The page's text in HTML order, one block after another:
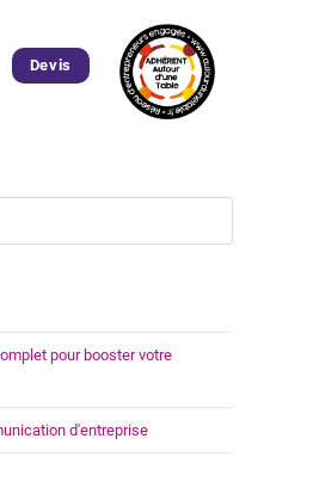
Devis
pour booster votre
d'entreprise